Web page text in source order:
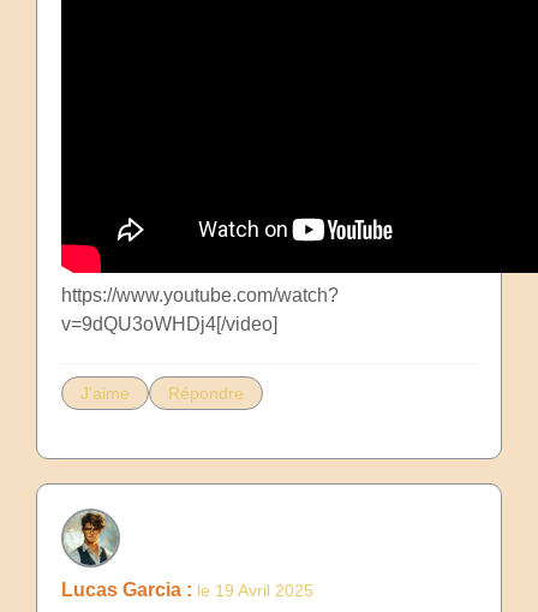
https://www.youtube.com/watch?
v=9dQU3oWHDj4[/video]
J'aime Répondre
Lucas Garcia : le 19 Avril 2025